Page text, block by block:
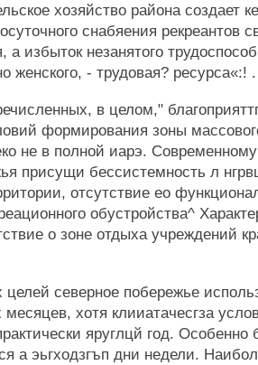
хозяйство района создает
снабяения рекреантов
избыток незанятого
женского, - трудовая? ресурса«:! .
в целом,"
формирования зоны
не в полной иарэ.
присущи бессистемность л
отсутствие ео
обустройства^
о зоне отдыха учреждений
северное побережье
месяцев, хотя клииатачесгза
яруглцй год. Особенно
а эьгходзгъп дни недели.